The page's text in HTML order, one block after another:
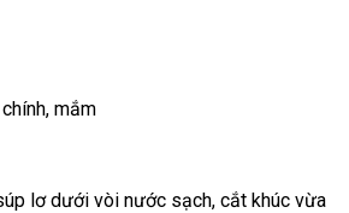
mắm
lơ dưới vòi nước sạch, cắt khúc vừa